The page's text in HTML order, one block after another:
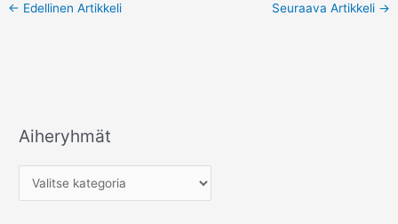
← Edellinen Artikkeli Seuraava Artikkeli →
Aiheryhmät